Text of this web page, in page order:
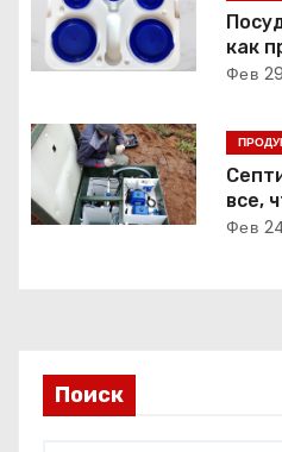
а
п
и
я
как
Фев
все,
Фев
Поиск